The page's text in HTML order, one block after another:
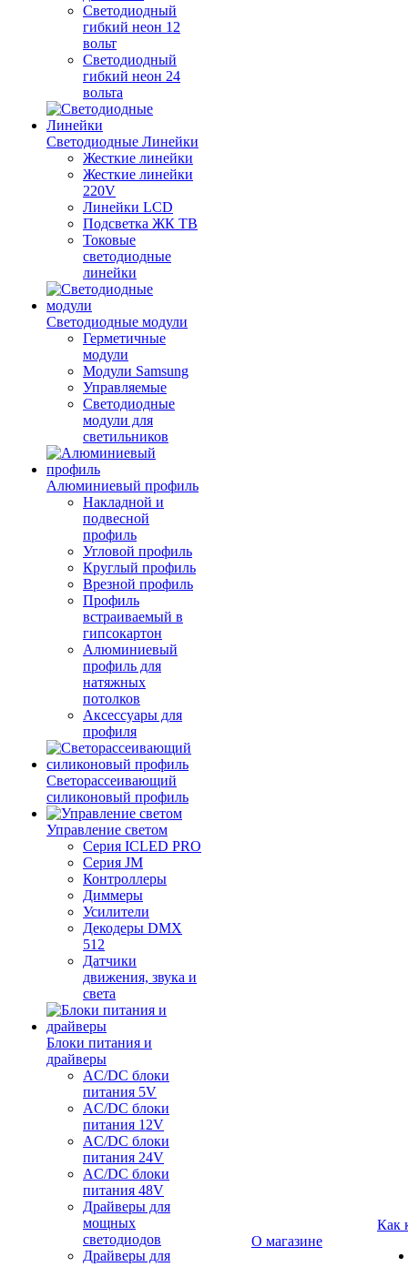
Светодиодный
гибкий неон 12
вольт
Светодиодный
гибкий неон 24
вольта
Светодиодные Линейки
Жесткие линейки
Жесткие линейки
220V
Линейки LCD
Подсветка ЖК ТВ
Токовые
светодиодные
линейки
Светодиодные модули
Герметичные
модули
Модули Samsung
Управляемые
Светодиодные
модули для
светильников
Алюминиевый профиль
Накладной и
подвесной
профиль
Угловой профиль
Круглый профиль
Врезной профиль
Профиль
встраиваемый в
гипсокартон
Алюминиевый
профиль для
натяжных
потолков
Аксессуары для
профиля
Светорассеивающий
силиконовый профиль
Управление светом
Серия ICLED PRO
Серия JM
Контроллеры
Диммеры
Усилители
Декодеры DMX
512
Датчики
движения, звука и
света
Блоки питания и
драйверы
AC/DC блоки
питания 5V
AC/DC блоки
питания 12V
AC/DC блоки
питания 24V
AC/DC блоки
питания 48V
Драйверы для
мощных
светодиодов
Драйверы для
О магазине
Как